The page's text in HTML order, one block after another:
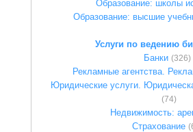
Образование: школы
Образование: высшие
Услуги по ведению
Банки (326)
Рекламные агентства.
Юридические услуги.
(74)
Недвижимость:
Страхование